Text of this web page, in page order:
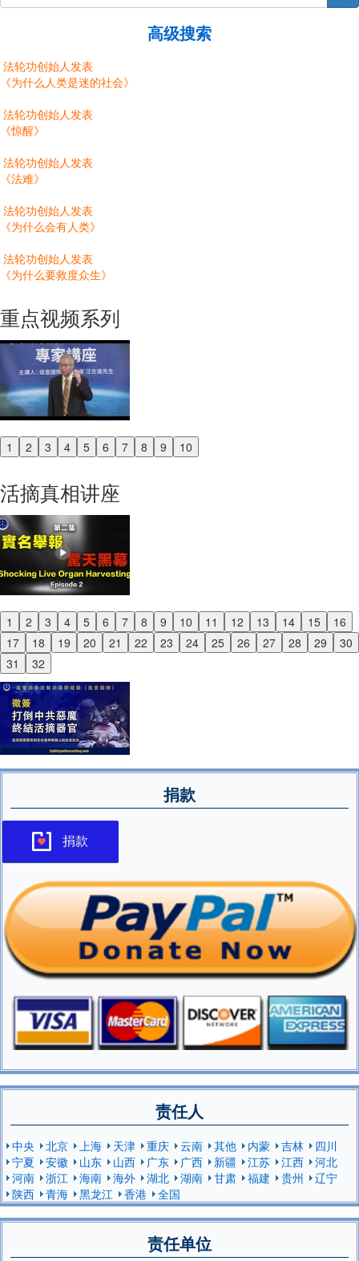
高级搜索
法轮功创始人发表
《为什么人类是迷的社会》
法轮功创始人发表
《惊醒》
法轮功创始人发表
《法难》
法轮功创始人发表
《为什么会有人类》
法轮功创始人发表
《为什么要救度众生》
重点视频系列
1 2 3 4 5 6 7 8 9 10
Previous
活摘真相讲座
1 2 3 4 5 6 7 8 9 10 11 12 13 14 15
16
17
18 19 20 21 22 23 24 25 26 27 28 29
30
31
32
Previous
Next
捐款
捐款
责任人
中央 北京 上海 天津 重庆 云南 其他 内蒙 吉林
四川
宁夏
安徽 山东 山西 广东 广西 新疆 江苏 江西
河北
河南
浙江 海南 海外 湖北 湖南 甘肃 福建 贵州
辽宁
陕西
青海 黑龙江 香港 全国
责任单位